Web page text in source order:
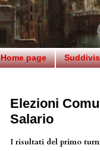
Home page
Elezioni
Salario
I risultati del primo